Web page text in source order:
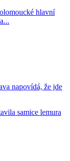
hlavní
napovídá, že jde
samice lemura